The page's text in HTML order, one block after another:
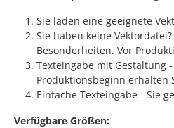
Sie laden eine geeignete
Sie haben keine
Besonderheiten. Vor
Texteingabe mit Gestaltung
Produktionsbeginn erhalten
Einfache Texteingabe - Sie
Verfügbare Größen: